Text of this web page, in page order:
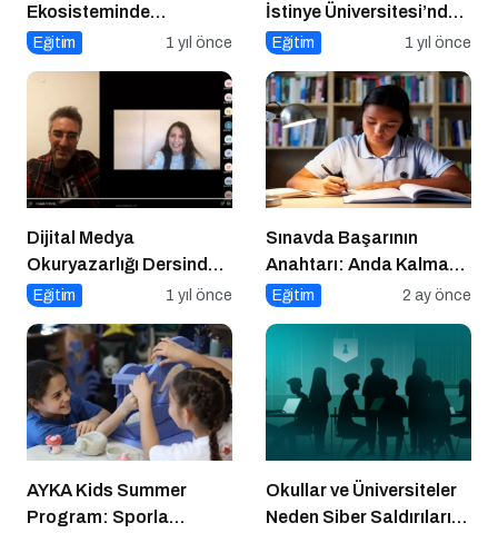
Ekosisteminde
Dezenformasyon ve
Eğitim 1 yıl önce
İstinye Üniversitesi’nde
Dijital Medya
Kapsamında
Konuşacak!
Eğitim 1 yıl önce
Dijital Medya
Okuryazarlığı Dersinde
Dijital Markalaşma
Eğitim 1 yıl önce
Sınavda Başarının
Anahtarı: Anda Kalmak
ve Duygu Yönetimi
Eğitim 2 ay önce
AYKA Kids Summer
Program: Sporla
Okullar ve Üniversiteler
Neden Siber Saldırıların